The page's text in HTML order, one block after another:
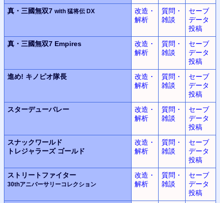
真・三國無双7 with 猛将伝 DX
改造・
解析
質問・
雑談
セーブ
データ
投稿
真・三國無双7 Empires
改造・
解析
質問・
雑談
セーブ
データ
投稿
進め! キノピオ隊長
改造・
解析
質問・
雑談
セーブ
データ
投稿
スターデューバレー
改造・
解析
質問・
雑談
セーブ
データ
投稿
スナックワールド
トレジャラーズ ゴールド
改造・
解析
質問・
雑談
セーブ
データ
投稿
ストリートファイター
30thアニバーサリーコレクション
改造・
解析
質問・
雑談
セーブ
データ
投稿